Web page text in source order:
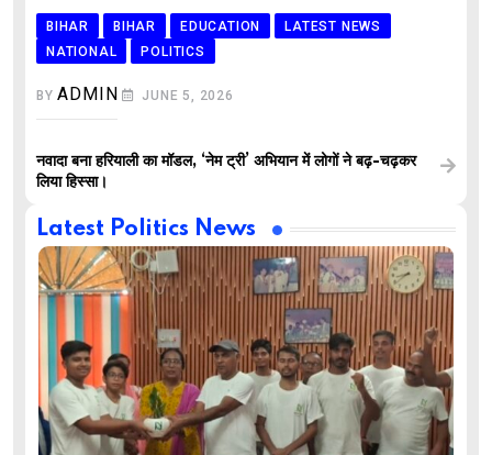
BIHAR BIHAR EDUCATION
LATEST NEWS
NATIONAL
POLITICS
BYADMIN JUNE 5, 2026
नवादा बना हरियाली का मॉडल, ‘नेम ट्री’ अभियान में लोगों ने बढ़-चढ़कर
लिया हिस्सा।
Latest Politics News